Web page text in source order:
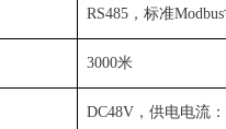
RS485，标准
3000米
DC48V，供电电流